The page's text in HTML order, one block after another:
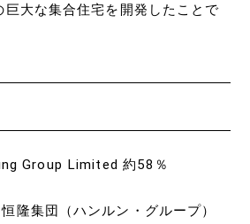
大な集合住宅を開発したことで
Group Limited 約58％
隆集団（ハンルン・グループ）